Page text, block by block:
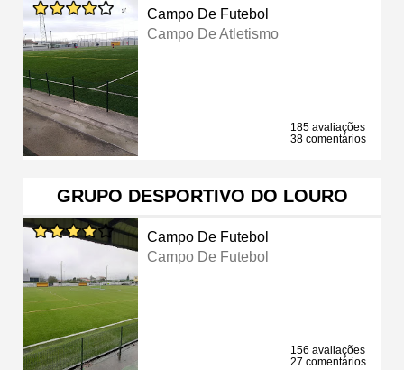
Campo De Futebol
Campo De Atletismo
185 avaliações
38 comentários
GRUPO DESPORTIVO DO LOURO
Campo De Futebol
Campo De Futebol
156 avaliações
27 comentários